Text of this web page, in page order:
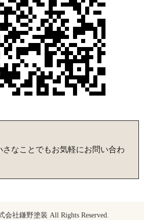
なことでもお気軽にお問い合わ
会社鎌野塗装 All Rights Reserved.